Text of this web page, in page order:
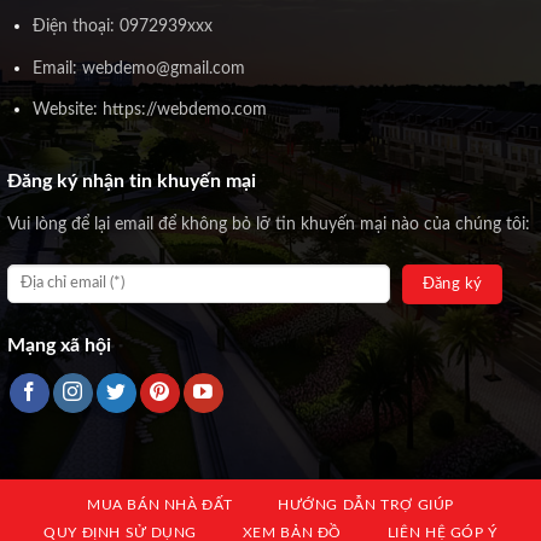
Điện thoại: 0972939xxx
Email: webdemo@gmail.com
Website: https://webdemo.com
Đăng ký nhận tin khuyến mại
Vui lòng để lại email để không bỏ lỡ tin khuyến mại nào của chúng tôi:
Mạng xã hội
MUA BÁN NHÀ ĐẤT
HƯỚNG DẪN TRỢ GIÚP
QUY ĐỊNH SỬ DỤNG
XEM BẢN ĐỒ LIÊN HỆ GÓP Ý